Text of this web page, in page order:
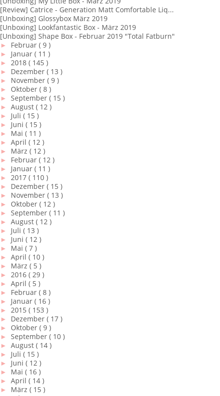
[Review] Catrice - Generation Matt Comfortable Liq...
[Unboxing] Glossybox März 2019
[Unboxing] Lookfantastic Box - März 2019
[Unboxing] Shape Box - Februar 2019 "Total Fatburn"
► Februar ( 9 )
► Januar ( 11 )
► 2018 ( 145 )
► Dezember ( 13 )
► November ( 9 )
► Oktober ( 8 )
► September ( 15 )
► August ( 12 )
► Juli ( 15 )
► Juni ( 15 )
► Mai ( 11 )
► April ( 12 )
► März ( 12 )
► Februar ( 12 )
► Januar ( 11 )
► 2017 ( 110 )
► Dezember ( 15 )
► November ( 13 )
► Oktober ( 12 )
► September ( 11 )
► August ( 12 )
► Juli ( 13 )
► Juni ( 12 )
► Mai ( 7 )
► April ( 10 )
► März ( 5 )
► 2016 ( 29 )
► April ( 5 )
► Februar ( 8 )
► Januar ( 16 )
► 2015 ( 153 )
► Dezember ( 17 )
► Oktober ( 9 )
► September ( 10 )
► August ( 14 )
► Juli ( 15 )
► Juni ( 12 )
► Mai ( 16 )
► April ( 14 )
► März ( 15 )